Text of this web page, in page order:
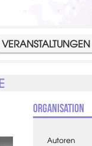
VERANSTALTUNGEN
Organisation
Autoren